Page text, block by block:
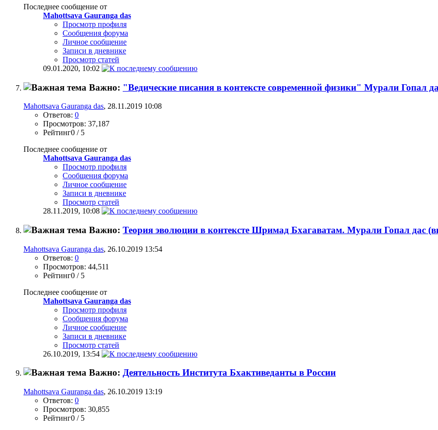
Последнее сообщение от
Mahottsava Gauranga das
Просмотр профиля
Сообщения форума
Личное сообщение
Записи в дневнике
Просмотр статей
09.01.2020, 10:02
Важно: "Ведические писания в контексте современной физики" Мурали Гопал
Mahottsava Gauranga das, 28.11.2019 10:08
Ответов: 0
Просмотров: 37,187
Рейтинг0 / 5
Последнее сообщение от
Mahottsava Gauranga das
Просмотр профиля
Сообщения форума
Личное сообщение
Записи в дневнике
Просмотр статей
28.11.2019, 10:08
Важно: Теория эволюции в контексте Шримад Бхагаватам. Мурали Гопал дас
Mahottsava Gauranga das, 26.10.2019 13:54
Ответов: 0
Просмотров: 44,511
Рейтинг0 / 5
Последнее сообщение от
Mahottsava Gauranga das
Просмотр профиля
Сообщения форума
Личное сообщение
Записи в дневнике
Просмотр статей
26.10.2019, 13:54
Важно: Деятельность Института Бхактиведанты в России
Mahottsava Gauranga das, 26.10.2019 13:19
Ответов: 0
Просмотров: 30,855
Рейтинг0 / 5